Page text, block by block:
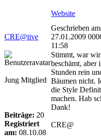
Website
CRE@tive
Geschrieben am
27.01.2009
11:58
Jung Mitglied
Beiträge: 20
Registriert
am: 08.10.08
Stimmt, war
beschämt, aber
Stunden rein
Bäumen nicht.
die Style
machen. Hab
Dank!
CRE@